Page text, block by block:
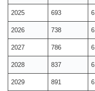
2025 693
2026 738
2027 786
2028 837
2029 891